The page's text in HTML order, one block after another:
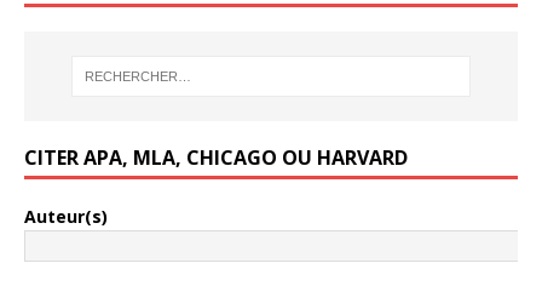
CITER APA, MLA, CHICAGO OU HARVARD
Auteur(s)